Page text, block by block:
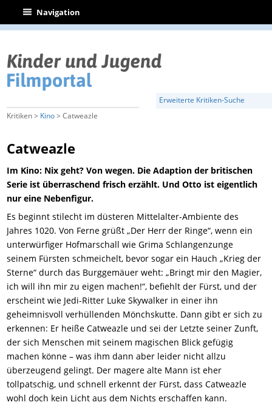
| Navigation
Erweiterte Kritiken-Suche
Kritiken > Kino> Catweazle
Catweazle
Im Kino: Nix geht? Von wegen. Die Adaption der britischen
Serie ist überraschend frisch erzählt. Und Otto ist eigentlich
nur eine Nebenfigur.
Es beginnt stilecht im düsteren Mittelalter-Ambiente des
Jahres 1020. Von Ferne grüßt „Der Herr der Ringe“, wenn ein
unterwürfiger Hofmarschall wie Grima Schlangenzunge
seinem Fürsten schmeichelt, bevor sogar ein Hauch „Krieg der
Sterne“ durch das Burggemäuer weht: „Bringt mir den Magier,
ich will ihn mir zu eigen machen!“, befiehlt der Fürst, und der
erscheint wie Jedi-Ritter Luke Skywalker in einer ihn
geheimnisvoll verhüllenden Mönchskutte. Dann gibt er sich zu
erkennen: Er heiße Catweazle und sei der Letzte seiner Zunft,
der sich Menschen mit seinem magischen Blick gefügig
machen könne – was ihm dann aber leider nicht allzu
überzeugend gelingt. Der magere alte Mann ist eher
tollpatschig, und schnell erkennt der Fürst, dass Catweazle
wohl doch kein Licht aus dem Nichts erschaffen kann.